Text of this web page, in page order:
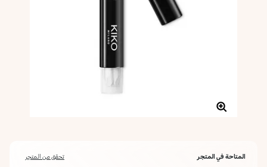
المتاحة في المتجر تحقق من المتجر